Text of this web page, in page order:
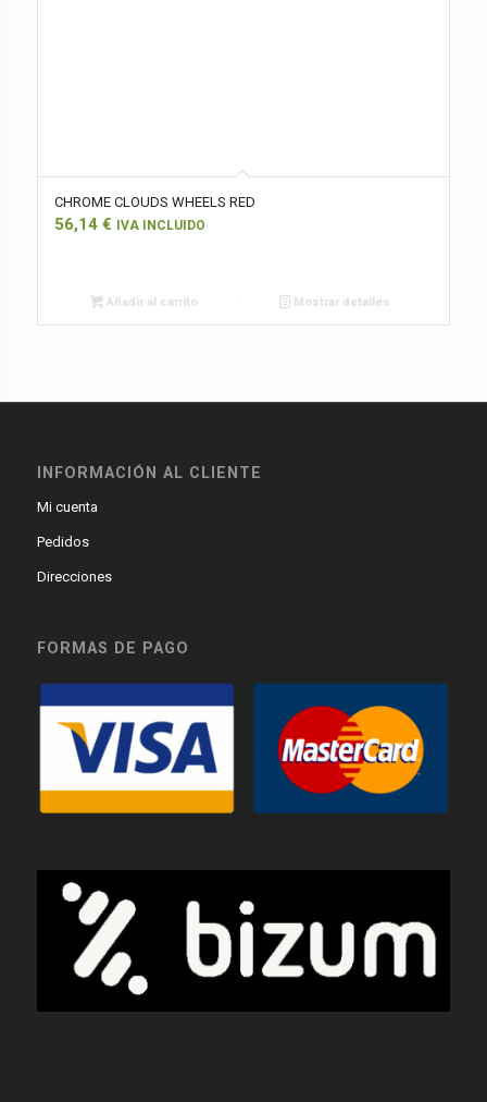
CHROME CLOUDS WHEELS RED
56,14 € IVA INCLUIDO
Añadir al carrito Mostrar detalles
INFORMACIÓN AL CLIENTE
Mi cuenta
Pedidos
Direcciones
FORMAS DE PAGO